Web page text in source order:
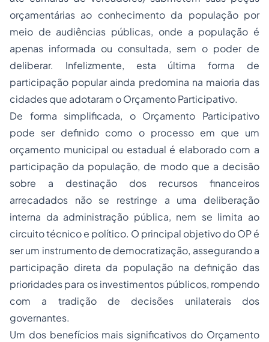
orçamentárias ao conhecimento da população por
meio de audiências públicas, onde a população é
apenas informada ou consultada, sem o poder de
deliberar. Infelizmente, esta última forma de
participação popular ainda predomina na maioria das
cidades que adotaram o Orçamento Participativo.
De forma simplificada, o Orçamento Participativo
pode ser definido como o processo em que um
orçamento municipal ou estadual é elaborado com a
participação da população, de modo que a decisão
sobre a destinação dos recursos financeiros
arrecadados não se restringe a uma deliberação
interna da administração pública, nem se limita ao
circuito técnico e político. O principal objetivo do OP é
ser um instrumento de democratização, assegurando a
participação direta da população na definição das
prioridades para os investimentos públicos, rompendo
com a tradição de decisões unilaterais dos
governantes.
Um dos benefícios mais significativos do Orçamento